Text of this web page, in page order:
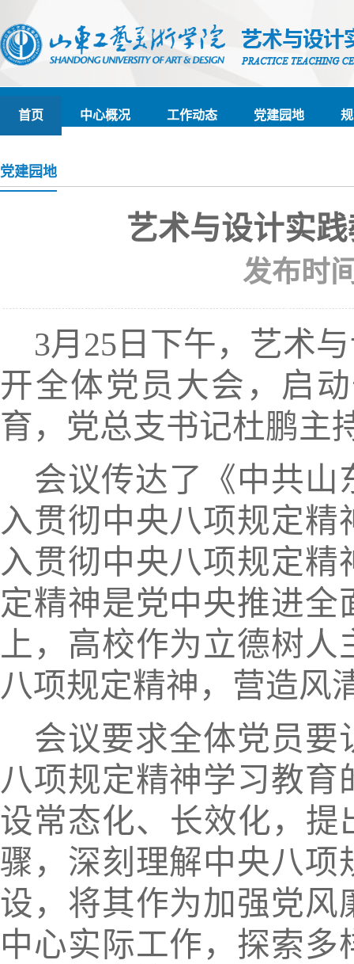
首页 中心概况 工作动态 党建园地
党建园地
艺术与设计实
发布时
3月25 日 下午， 艺术
开全体党员大会，启
育， 党总支书记杜鹏主
会议传达了《中共山
入贯彻中央八项规定
入贯彻中央八项规定
定精神是党中央推进全
上 ， 高校作为立德树人
八项规定精神，营造风
会议要求全体党员要
八项规定精神学习教
设常态化、长效化， 提
骤， 深刻理解中央八项
设， 将其作为加强党风
中心实际工作，探索